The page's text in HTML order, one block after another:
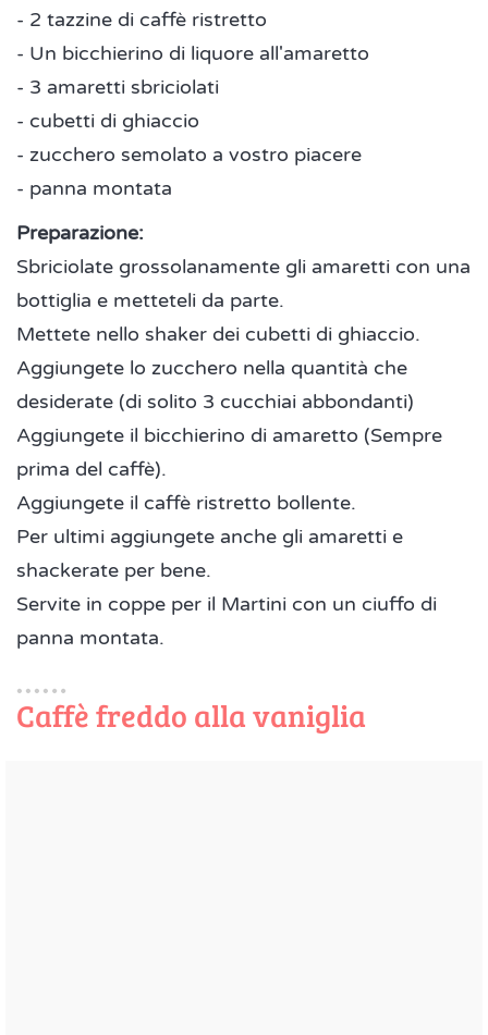
- 2 tazzine di caffè ristretto
- Un bicchierino di liquore all'amaretto
- 3 amaretti sbriciolati
- cubetti di ghiaccio
- zucchero semolato a vostro piacere
- panna montata
Preparazione:
Sbriciolate grossolanamente gli amaretti con una
bottiglia e metteteli da parte.
Mettete nello shaker dei cubetti di ghiaccio.
Aggiungete lo zucchero nella quantità che
desiderate (di solito 3 cucchiai abbondanti)
Aggiungete il bicchierino di amaretto (Sempre
prima del caffè).
Aggiungete il caffè ristretto bollente.
Per ultimi aggiungete anche gli amaretti e
shackerate per bene.
Servite in coppe per il Martini con un ciuffo di
panna montata.
Caffè freddo alla vaniglia